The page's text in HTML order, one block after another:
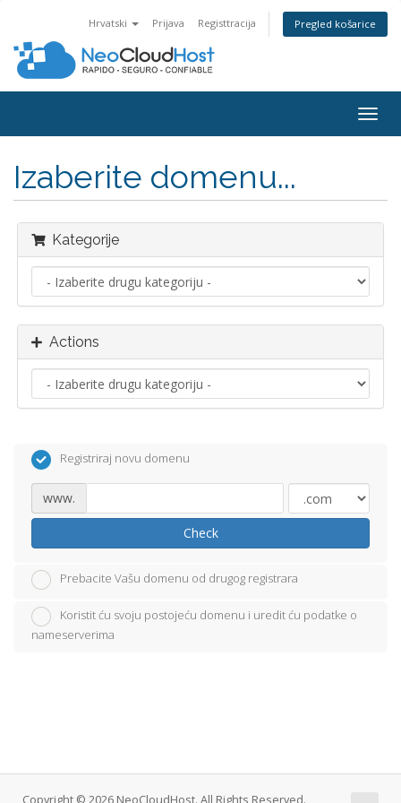
Hrvatski Prijava Registtracija Pregled košarice
Izaberite domenu...
Kategorije
Actions
Registriraj novu domenu
www.
Check
Prebacite Vašu domenu od drugog registrara
Koristit ću svoju postojeću domenu i uredit ću podatke o
nameserverima
Copyright © 2026 NeoCloudHost. All Rights Reserved.